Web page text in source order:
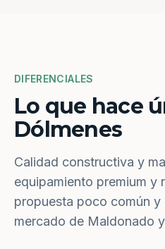
DIFERENCIALES
Lo que hace
Dólmenes
Calidad constructiva y
equipamiento premium y
propuesta poco común y
mercado de Maldonado